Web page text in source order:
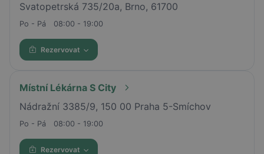
Svatopetrská 735/20a, Brno, 61700
Po - Pá 08:00 - 19:00
Rezervovat
Místní Lékárna S City
Nádražní 3385/9, 150 00 Praha 5-Smíchov
Po - Pá 08:00 - 19:00
Rezervovat